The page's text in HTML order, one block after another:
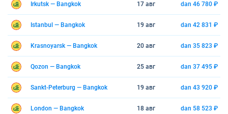
Irkutsk — Bangkok 17 авг dan 46 780 ₽
Istanbul — Bangkok 19 авг dan 42 831 ₽
Krasnoyarsk — Bangkok 20 авг dan 35 823 ₽
Qozon — Bangkok 25 авг dan 37 495 ₽
Sankt-Peterburg — Bangkok 19 авг dan 43 920 ₽
London — Bangkok 18 авг dan 58 523 ₽